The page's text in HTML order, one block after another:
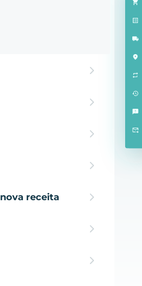
receita